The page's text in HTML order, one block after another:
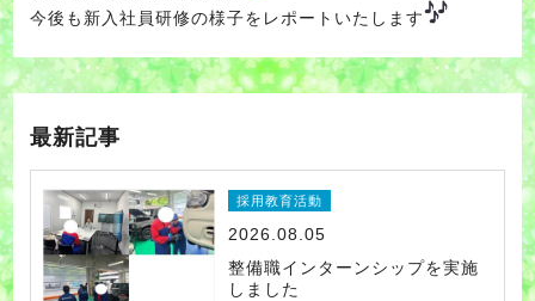
今後も新入社員研修の様子をレポートいたします
最新記事
採用教育活動
2026.08.05
整備職インターンシップを実施
しました